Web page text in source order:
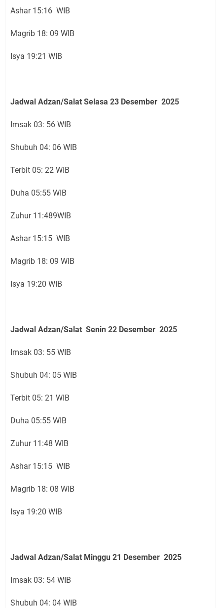
Ashar 15:16 WIB
Magrib 18: 09 WIB
Isya 19:21 WIB
Jadwal Adzan/Salat Selasa 23 Desember 2025
Imsak 03: 56 WIB
Shubuh 04: 06 WIB
Terbit 05: 22 WIB
Duha 05:55 WIB
Zuhur 11:489WIB
Ashar 15:15 WIB
Magrib 18: 09 WIB
Isya 19:20 WIB
Jadwal Adzan/Salat Senin 22 Desember 2025
Imsak 03: 55 WIB
Shubuh 04: 05 WIB
Terbit 05: 21 WIB
Duha 05:55 WIB
Zuhur 11:48 WIB
Ashar 15:15 WIB
Magrib 18: 08 WIB
Isya 19:20 WIB
Jadwal Adzan/Salat Minggu 21 Desember 2025
Imsak 03: 54 WIB
Shubuh 04: 04 WIB